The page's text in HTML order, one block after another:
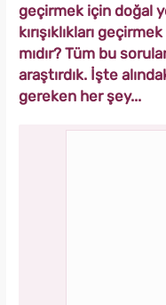
geçirmek için doğal
kırışıklıkları
mıdır? Tüm bu
araştırdık. İşte
gereken her şey...